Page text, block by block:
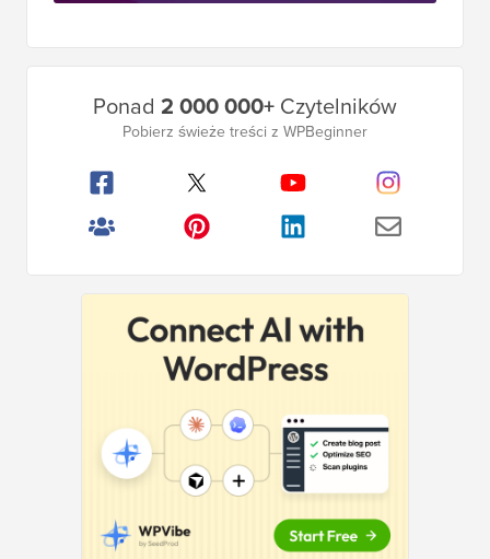
Ponad 2 000 000+ Czytelników
Pobierz świeże treści z WPBeginner